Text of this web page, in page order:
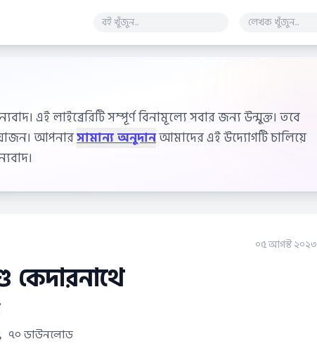
এই লাইব্রেরিটি সম্পূর্ণ বিনামূল্যে সবার জন্য উন্মুক্ত। তবে
আপনার
সামান্য অনুদানআমাদের এই উদ্যোগটি চালিয়ে
০৫ আগস্ট ২০২৩
কেদারনাথে
৭০ ডাউনলোড